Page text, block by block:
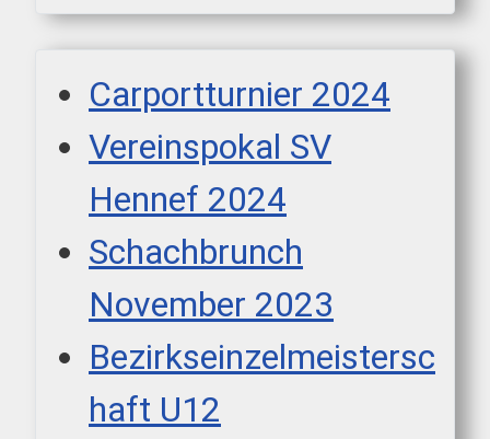
Carportturnier 2024
Vereinspokal SV
Hennef 2024
Schachbrunch
November 2023
Bezirkseinzelmeistersc
haft U12